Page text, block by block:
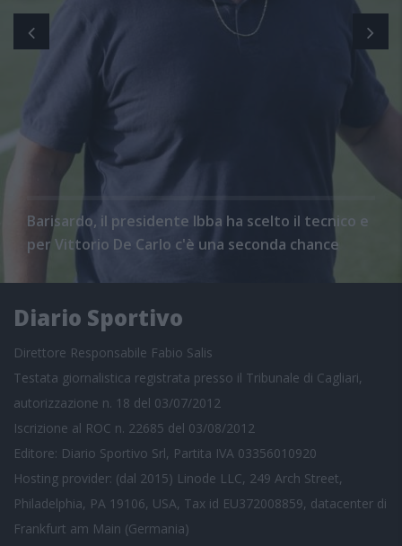
Barisardo, il presidente Ibba ha scelto il tecnico e
per Vittorio De Carlo c'è una seconda chance
Diario Sportivo
Direttore Responsabile Fabio Salis
Testata giornalistica registrata presso il Tribunale di Cagliari,
autorizzazione n. 18 del 03/07/2012
Iscrizione al ROC n. 22685 del 03/08/2012
Editore: Diario Sportivo Srl, Partita IVA 03356010920
Hosting provider: (dal 2015) Linode LLC, 249 Arch Street,
Philadelphia, PA 19106, USA, Tax id EU372008859, datacenter di
Frankfurt am Main (Germania)